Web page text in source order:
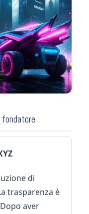
di
trasparenza è
aver